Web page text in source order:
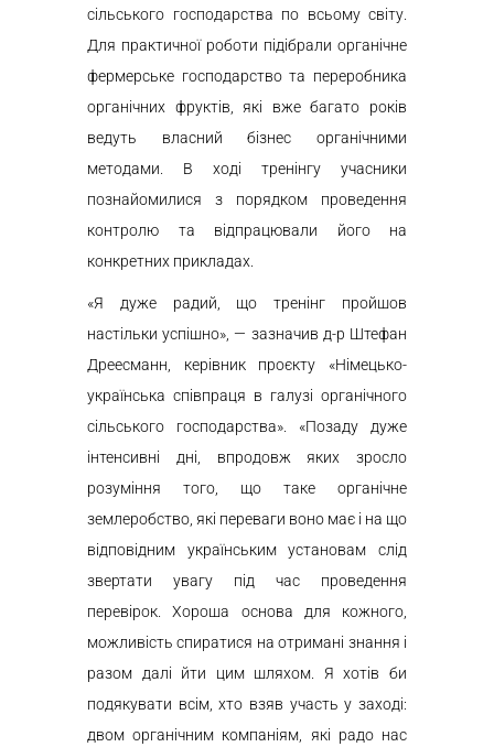
сільського господарства по всьому світу.
Для практичної роботи підібрали органічне
фермерське господарство та переробника
органічних фруктів, які вже багато років
ведуть власний бізнес органічними
методами. В ході тренінгу учасники
познайомилися з порядком проведення
контролю та відпрацювали його на
конкретних прикладах.
«Я дуже радий, що тренінг пройшов
настільки успішно», — зазначив д-р Штефан
Дреесманн, керівник проєкту «Німецько-
українська співпраця в галузі органічного
сільського господарства». «Позаду дуже
інтенсивні дні, впродовж яких зросло
розуміння того, що таке органічне
землеробство, які переваги воно має і на що
відповідним українським установам слід
звертати увагу під час проведення
перевірок. Хороша основа для кожного,
можливість спиратися на отримані знання і
разом далі йти цим шляхом. Я хотів би
подякувати всім, хто взяв участь у заході:
двом органічним компаніям, які радо нас